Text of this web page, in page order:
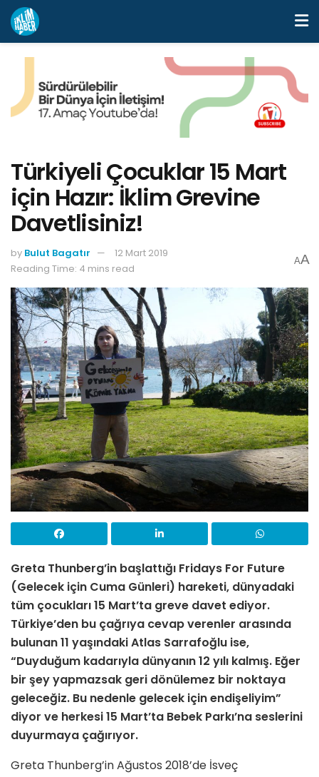
Türkiyeli Çocuklar 15 Mart
için Hazır: İklim Grevine
Davetlisiniz!
by Bulut Bagatır
12 Mart 2019
Reading Time: 4 mins read
AA
Greta Thunberg’in başlattığı Fridays For Future
(Gelecek için Cuma Günleri) hareketi, dünyadaki
tüm çocukları 15 Mart’ta greve davet ediyor.
Türkiye’den bu çağrıya cevap verenler arasında
bulunan 11 yaşındaki Atlas Sarrafoğlu ise,
“Duyduğum kadarıyla dünyanın 12 yılı kalmış. Eğer
bir şey yapmazsak geri dönülemez bir noktaya
geleceğiz. Bu nedenle gelecek için endişeliyim”
diyor ve herkesi 15 Mart’ta Bebek Parkı’na seslerini
duyurmaya çağırıyor.
Greta Thunberg’in Ağustos 2018’de İsveç